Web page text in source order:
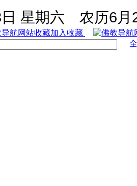
星期六 农历6月
加入收藏